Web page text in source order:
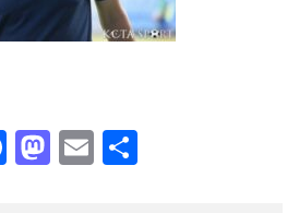
Facebook
Mastodon
Email